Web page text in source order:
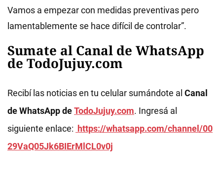
Vamos a empezar con medidas preventivas pero
lamentablemente se hace difícil de controlar”.
Sumate al Canal de WhatsApp
de TodoJujuy.com
Recibí las noticias en tu celular sumándote al Canal
de WhatsApp deTodoJujuy.com. Ingresá al
siguiente enlace: https://whatsapp.com/channel/00
29VaQ05Jk6BIErMlCL0v0j